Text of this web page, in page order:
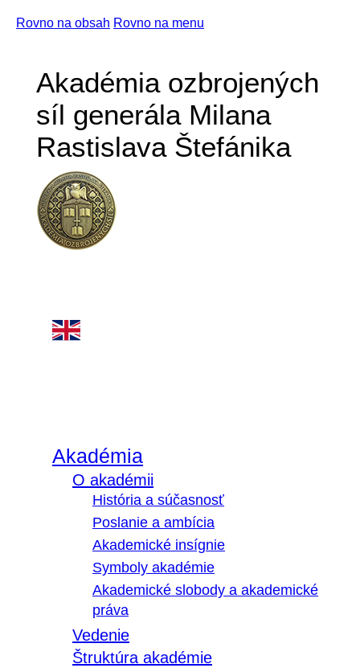
Rovno na obsah Rovno na menu
Akadémia ozbrojených
síl generála Milana
Rastislava Štefánika
Akadémia
O akadémii
História a súčasnosť
Poslanie a ambícia
Akademické insígnie
Symboly akadémie
Akademické slobody a akademické
práva
Vedenie
Štruktúra akadémie